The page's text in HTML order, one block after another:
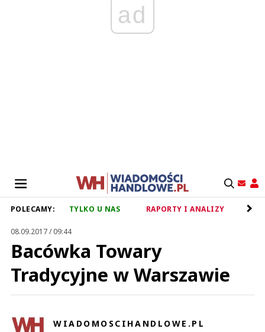
ad
POLECAMY: TYLKO U NAS RAPORTY I ANALIZY
08.09.2017 / 09:44
Bacówka Towary
Tradycyjne w Warszawie
WIADOMOSCIHANDLOWE.PL